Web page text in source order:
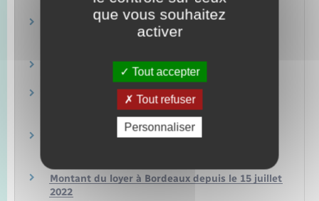
Plaine Commune : montant du loyer pour un
Montant du loyer à Lyon et Villeurbanne
Est Ensemble : montant du loyer pour un bail
Montant du loyer à Montpellier depuis le 1er
Montant du loyer à Bordeaux depuis le 15 juillet
2022
que vous souhaitez
activer
Tout accepter
Tout refuser
Personnaliser